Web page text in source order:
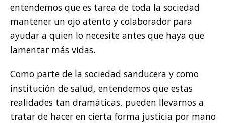
entendemos que es tarea de toda la sociedad
mantener un ojo atento y colaborador para
ayudar a quien lo necesite antes que haya que
lamentar más vidas.
Como parte de la sociedad sanducera y como
institución de salud, entendemos que estas
realidades tan dramáticas, pueden llevarnos a
tratar de hacer en cierta forma justicia por mano